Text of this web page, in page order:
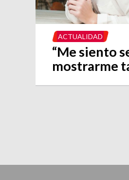
ACTUALIDAD
“Me siento
mostrarme